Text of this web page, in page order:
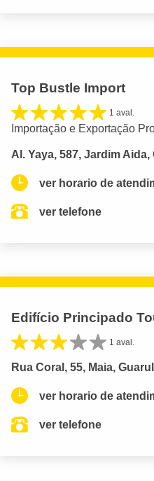
Top Bustle Import
1 aval.
Importação e Exportação
Al. Yaya, 587, Jardim
ver horario de
ver telefone
Edifício Principado
1 aval.
Rua Coral, 55, Maia,
ver horario de
ver telefone